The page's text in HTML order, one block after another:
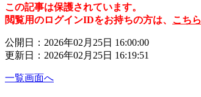
この記事は保護されています。
閲覧用のログインIDをお持ちの方は、 こちら
公開日：2026年02月25日 16:00:00
更新日：2026年02月25日 16:19:51
一覧画面へ